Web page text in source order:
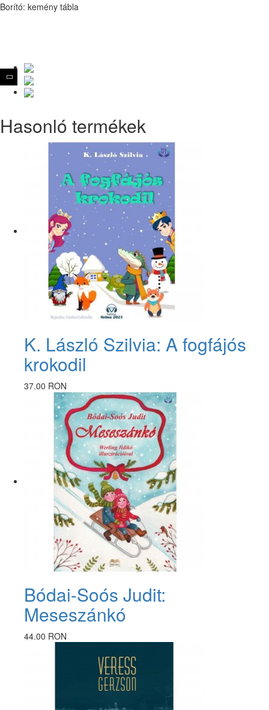
Borító: kemény tábla
Hasonló termékek
K. László Szilvia: A fogfájós
krokodil
37.00 RON
Bódai-Soós Judit:
Meseszánkó
44.00 RON